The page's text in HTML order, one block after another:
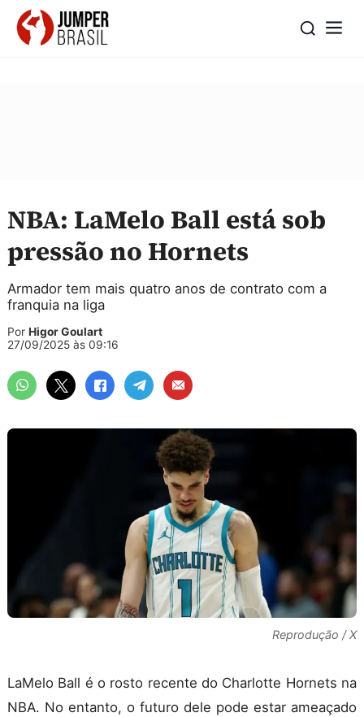
NBA: LaMelo Ball está sob
pressão no Hornets
Armador tem mais quatro anos de contrato com a
franquia na liga
Por Higor Goulart
27/09/2025 às 09:16
Reprodução / X
LaMelo Ball é o rosto recente do Charlotte Hornets na
NBA. No entanto, o futuro dele pode estar ameaçado